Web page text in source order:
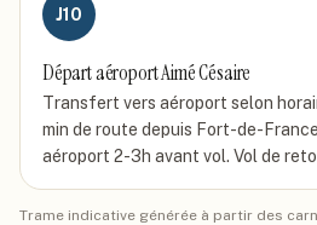
J10
Départ aéroport Aimé Césaire
Transfert vers aéroport selon
min de route depuis Fort-de-
aéroport 2-3h avant vol. Vol de
Trame indicative générée à partir des